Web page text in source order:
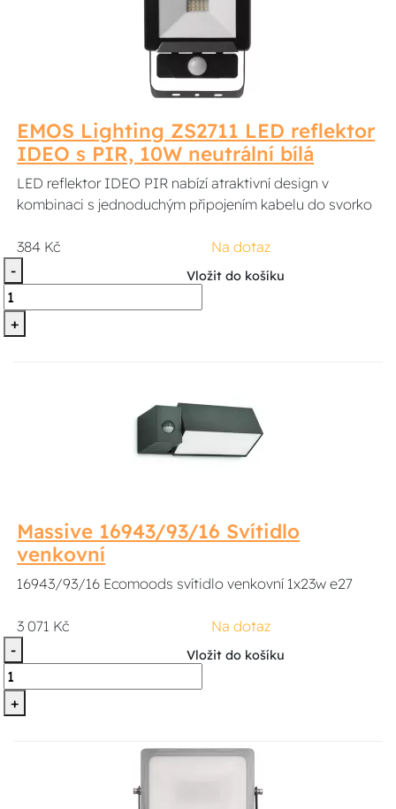
EMOS Lighting ZS2711 LED reflektor
IDEO s PIR, 10W neutrální bílá
LED reflektor IDEO PIR nabízí atraktivní design v
kombinaci s jednoduchým připojením kabelu do svorko
384 Kč
Na dotaz
-
+
Vložit do košíku
Massive 16943/93/16 Svítidlo
venkovní
16943/93/16 Ecomoods svítidlo venkovní 1x23w e27
3 071 Kč
Na dotaz
-
+
Vložit do košíku